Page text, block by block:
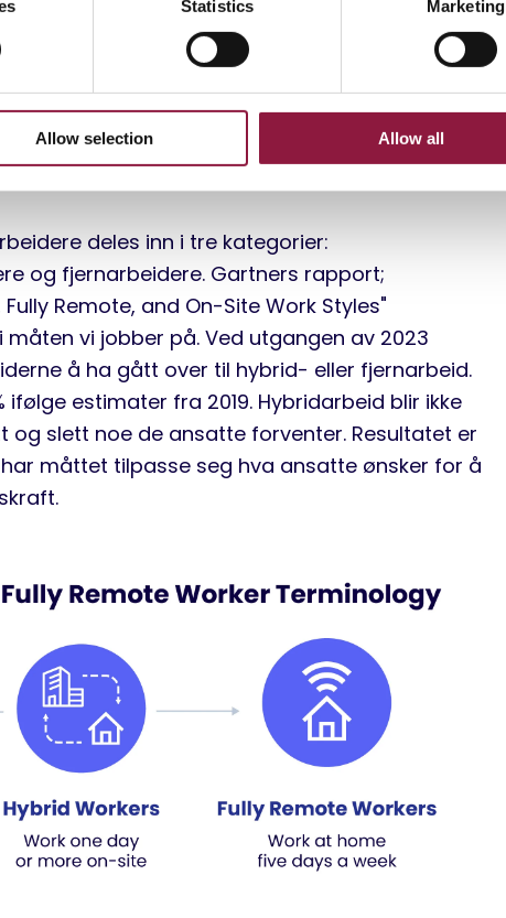
Statistics Marketing
Allow selection Allow all
tankegang.
er kommet
deles inn i tre kategorier:
og fjernarbeidere. Gartners rapport;
Remote, and On-Site Work Styles"
vi jobber på. Ved utgangen av 2023
å ha gått over til hybrid- eller fjernarbeid.
estimater fra 2019. Hybridarbeid blir ikke
slett noe de ansatte forventer. Resultatet er
måttet tilpasse seg hva ansatte ønsker for å